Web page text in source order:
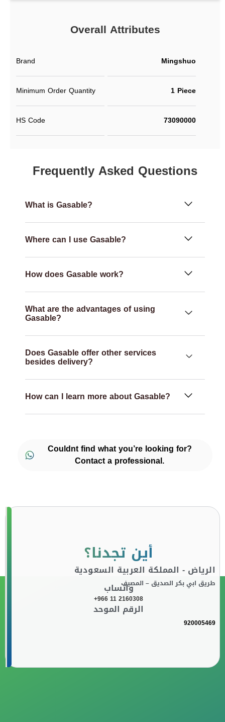
Overall Attributes
Brand Mingshuo
Minimum Order Quantity 1 Piece
HS Code 73090000
Frequently Asked Questions
What is Gasable?
Where can I use Gasable?
How does Gasable work?
What are the advantages of using
Gasable?
Does Gasable offer other services
besides delivery?
How can I learn more about Gasable?
Couldnt find what you’re looking for?
Contact a professional.
أين تجدنا؟
الرياض - المملكة العربية السعودية
طريق ابي بكر الصديق – المصيفواتساب
+966 11 2160308
الرقم الموحد
920005469